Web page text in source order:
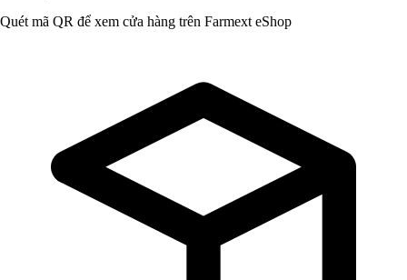
Quét mã QR để xem cửa hàng trên Farmext eShop